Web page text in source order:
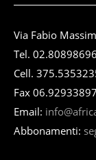
Via Fabio
Tel. 02.80898696
Cell.
Fax 06.92933897
Email:
Abbonamenti: